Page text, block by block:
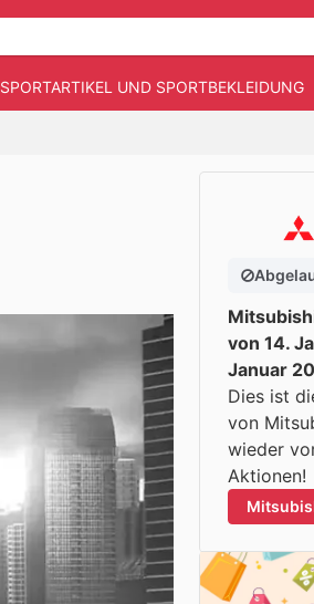
SPORTARTIKEL UND SPORTBEKLEIDUNG
von 14.
Januar
Dies ist
von
wieder
Aktionen!